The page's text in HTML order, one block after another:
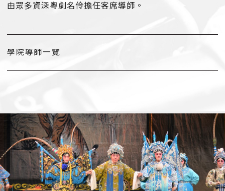
由眾多資深粵劇名伶擔任客席導師。
學院導師一覽